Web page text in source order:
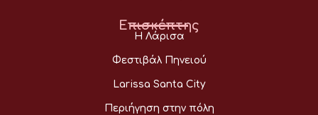
Επισκέπτης
Η Λάρισα
Φεστιβάλ Πηνειού
Larissa Santa City
Περιήγηση στην πόλη